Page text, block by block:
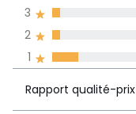
1
2
3
Rapport qualité-prix